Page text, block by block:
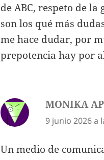
de ABC, respeto de
son los qué más
me hace dudar, por
prepotencia hay por
MONIKA
9 junio 2026 a
Un medio de